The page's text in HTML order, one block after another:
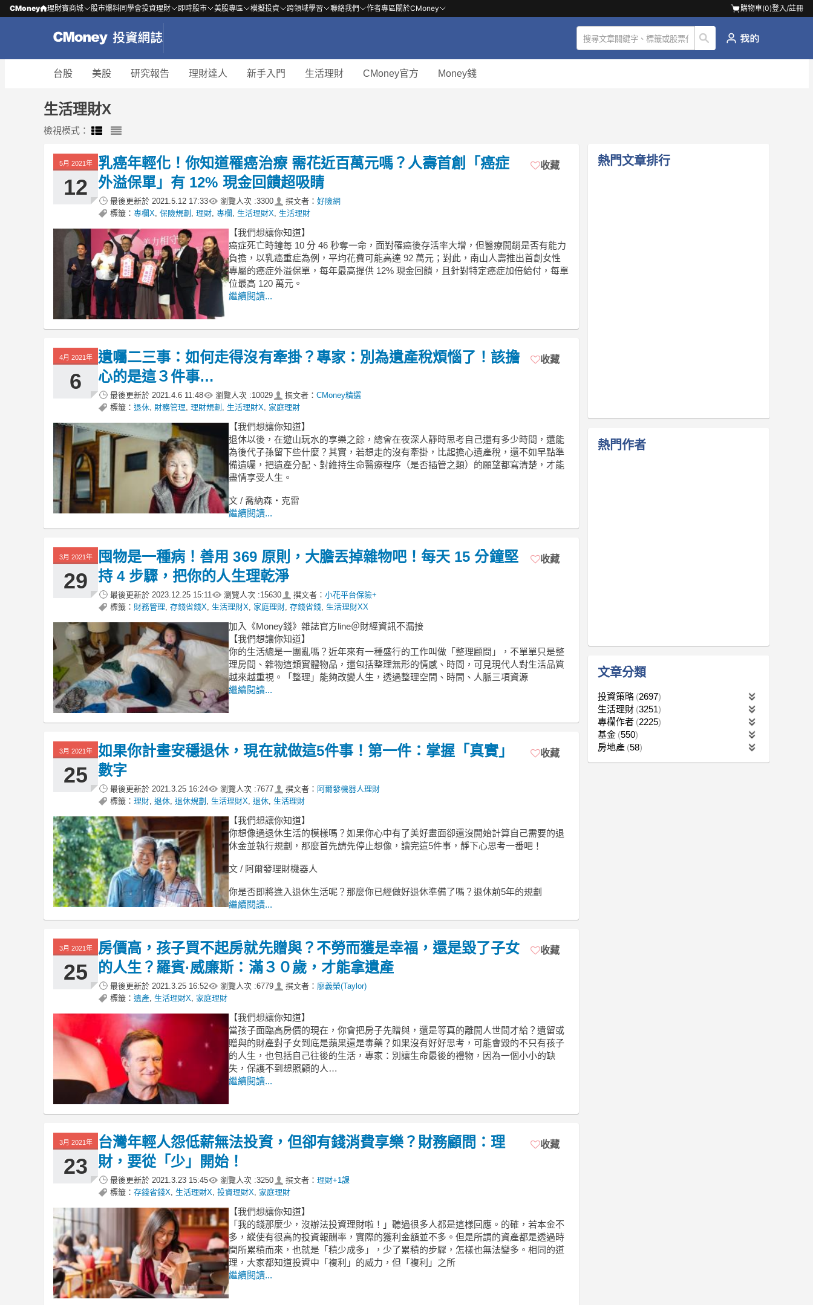
CMoney 理財寶商城 股市爆料同學會投資理財 即時股市 美股專區 模擬投資 跨領域學習 聯絡我們 作者專區關於CMoney 購物車(0)登入/註冊
台股 美股 研究報告 理財達人 新手入門 生活理財 CMoney官方 Money錢
生活理財X
檢視模式：
5月 2021年
12
乳癌年輕化！你知道罹癌治療 需花近百萬元嗎？人壽首創「癌症
外溢保單」有 12% 現金回饋超吸睛
最後更新於 2021.5.12 17:33 瀏覽人次 :3300 撰文者： 好險網
標籤： 專欄X 保險規劃 理財 專欄 生活理財X 生活理財
收藏
【我們想讓你知道】
癌症死亡時鐘每 10 分 46 秒奪一命，面對罹癌後存活率大增，但醫療開銷是否有能力
負擔，以乳癌重症為例，平均花費可能高達 92 萬元；對此，南山人壽推出首創女性
專屬的癌症外溢保單，每年最高提供 12% 現金回饋，且針對特定癌症加倍給付，每單
位最高 120 萬元。
繼續閱讀...
4月 2021年
6
遺囑二三事：如何走得沒有牽掛？專家：別為遺產稅煩惱了！該擔
心的是這３件事…
最後更新於 2021.4.6 11:48 瀏覽人次 :10029 撰文者： CMoney精選
標籤： 退休 財務管理 理財規劃 生活理財X 家庭理財
收藏
【我們想讓你知道】
退休以後，在遊山玩水的享樂之餘，總會在夜深人靜時思考自己還有多少時間，還能
為後代子孫留下些什麼？其實，若想走的沒有牽掛，比起擔心遺產稅，還不如早點準
備遺囑，把遺產分配、對維持生命醫療程序（是否插管之類）的願望都寫清楚，才能
盡情享受人生。
文 / 喬納森‧克雷
繼續閱讀...
3月 2021年
29
囤物是一種病！善用 369 原則，大膽丟掉雜物吧！每天 15 分鐘堅
持 4 步驟，把你的人生理乾淨
最後更新於 2023.12.25 15:11 瀏覽人次 :15630 撰文者： 小花平台保險+
標籤： 財務管理 存錢省錢X 生活理財X 家庭理財 存錢省錢 生活理財XX
收藏
加入《Money錢》雜誌官方line＠財經資訊不漏接
【我們想讓你知道】
你的生活總是一團亂嗎？近年來有一種盛行的工作叫做「整理顧問」，不單單只是整
理房間、雜物這類實體物品，還包括整理無形的情感、時間，可見現代人對生活品質
越來越重視。「整理」能夠改變人生，透過整理空間、時間、人脈三項資源
繼續閱讀...
3月 2021年
25
如果你計畫安穩退休，現在就做這5件事！第一件：掌握「真實」
數字
最後更新於 2021.3.25 16:24 瀏覽人次 :7677 撰文者： 阿爾發機器人理財
標籤： 理財 退休 退休規劃 生活理財X 退休 生活理財
收藏
【我們想讓你知道】
你想像過退休生活的模樣嗎？如果你心中有了美好畫面卻還沒開始計算自己需要的退
休金並執行規劃，那麼首先請先停止想像，讀完這5件事，靜下心思考一番吧！
文 / 阿爾發理財機器人
你是否即將進入退休生活呢？那麼你已經做好退休準備了嗎？退休前5年的規劃
繼續閱讀...
3月 2021年
25
房價高，孩子買不起房就先贈與？不勞而獲是幸福，還是毀了子女
的人生？羅賓·威廉斯：滿３０歲，才能拿遺產
最後更新於 2021.3.25 16:52 瀏覽人次 :6779 撰文者： 廖義榮(Taylor)
標籤： 遺產 生活理財X 家庭理財
收藏
【我們想讓你知道】
當孩子面臨高房價的現在，你會把房子先贈與，還是等真的離開人世間才給？遺留或
贈與的財產對子女到底是蘋果還是毒藥？如果沒有好好思考，可能會毀的不只有孩子
的人生，也包括自己往後的生活，專家：別讓生命最後的禮物，因為一個小小的缺
失，保護不到想照顧的人…
繼續閱讀...
3月 2021年
23
台灣年輕人怨低薪無法投資，但卻有錢消費享樂？財務顧問：理
財，要從「少」開始！
最後更新於 2021.3.23 15:45 瀏覽人次 :3250 撰文者： 理財+1課
標籤： 存錢省錢X 生活理財X 投資理財X 家庭理財
收藏
【我們想讓你知道】
「我的錢那麼少，沒辦法投資理財啦！」聽過很多人都是這樣回應。的確，若本金不
多，縱使有很高的投資報酬率，實際的獲利金額並不多。但是所謂的資產都是透過時
間所累積而來，也就是「積少成多」，少了累積的步驟，怎樣也無法變多。相同的道
理，大家都知道投資中「複利」的威力，但「複利」之所
繼續閱讀...
熱門文章排行
熱門作者
文章分類
投資策略 2697
生活理財 3251
專欄作者 2225
基金 550
房地產 58